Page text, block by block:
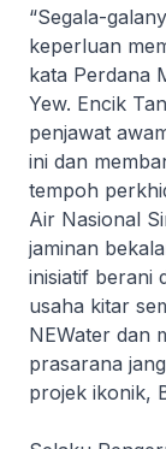
“Segala-
keperluan
kata Perdana
Yew. Encik
penjawat
ini dan
tempoh
Air Nasional
jaminan
inisiatif berani
usaha kitar
NEWater dan
prasarana
projek ikonik,